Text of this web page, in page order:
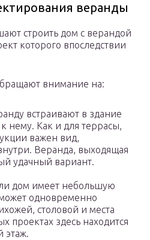
веранды
строить дом с верандой
которого впоследствии
внимание на:
встраивают в здание
нему. Как и для террасы,
важен вид,
Веранда, выходящая
удачный вариант.
дом имеет небольшую
одновременно
столовой и места
проектах здесь находится
этаж.